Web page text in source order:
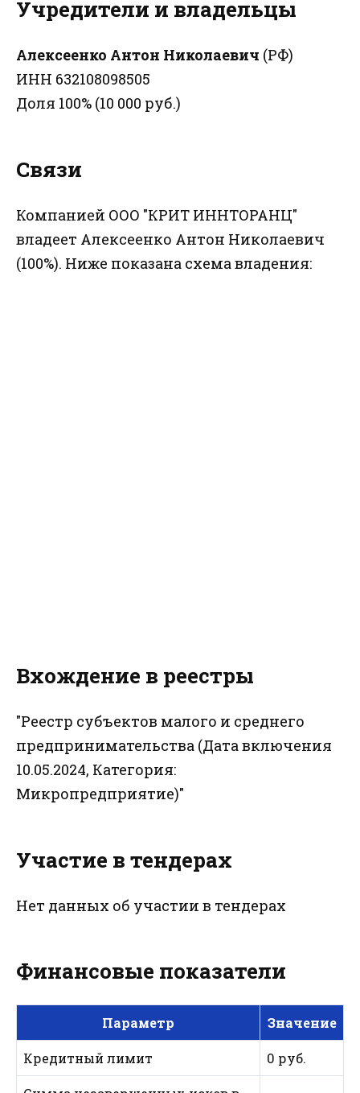
Учредители и владельцы
Алексеенко Антон Николаевич (РФ)
ИНН 632108098505
Доля 100% (10 000 руб.)
Связи
Компанией ООО "КРИТ ИННТОРАНЦ"
владеет Алексеенко Антон Николаевич
(100%). Ниже показана схема владения:
Вхождение в реестры
"Реестр субъектов малого и среднего
предпринимательства (Дата включения
10.05.2024, Категория:
Микропредприятие)"
Участие в тендерах
Нет данных об участии в тендерах
Финансовые показатели
Параметр Значение
Кредитный лимит 0 руб.